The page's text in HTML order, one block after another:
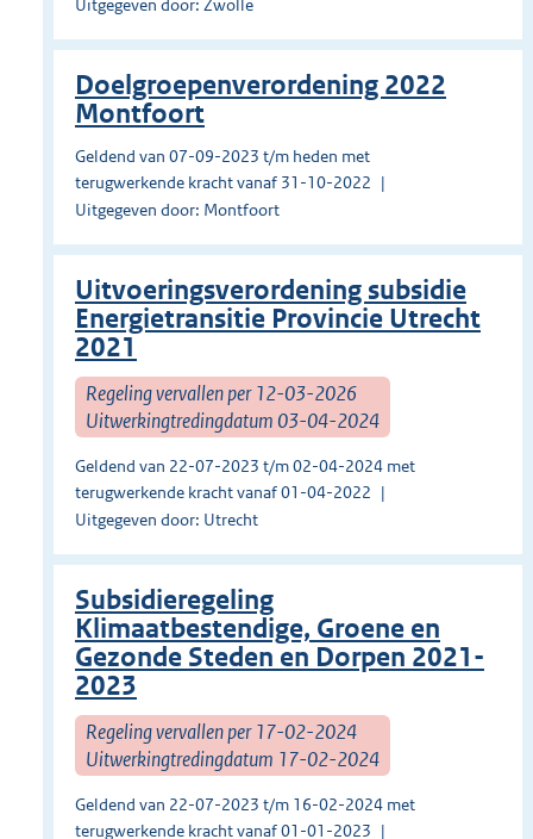
Uitgegeven door: Zwolle
Doelgroepenverordening 2022
Montfoort
Geldend van 07-09-2023 t/m heden met
terugwerkende kracht vanaf 31-10-2022
Uitgegeven door: Montfoort
Uitvoeringsverordening subsidie
Energietransitie Provincie Utrecht
2021
Regeling vervallen per 12-03-2026
Uitwerkingtredingdatum 03-04-2024
Geldend van 22-07-2023 t/m 02-04-2024 met
terugwerkende kracht vanaf 01-04-2022
Uitgegeven door: Utrecht
Subsidieregeling
Klimaatbestendige, Groene en
Gezonde Steden en Dorpen 2021-
2023
Regeling vervallen per 17-02-2024
Uitwerkingtredingdatum 17-02-2024
Geldend van 22-07-2023 t/m 16-02-2024 met
terugwerkende kracht vanaf 01-01-2023